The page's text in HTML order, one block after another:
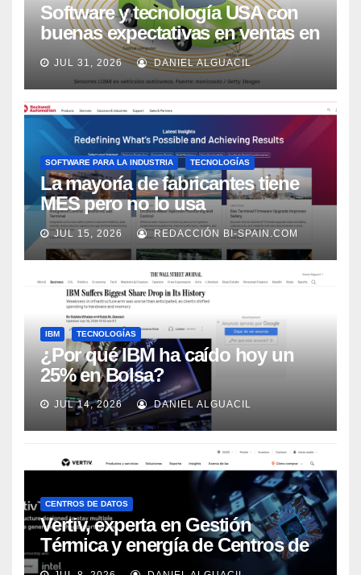
Software y tecnología USA con
buenas expectativas en ventas en
los próximos 2 años, según
Market Watch
JUL 31, 2026 DANIEL ALGUACIL
SOFTWARE PARA LA INDUSTRIA TECNOLOGÍAS
La mayoría de fabricantes tiene
MES pero no lo usa
adecuadamente, según Rockwell
Automation
JUL 15, 2026 REDACCIÓN BI-SPAIN.COM
IBM TECNOLOGÍAS
¿Por qué IBM ha caído hoy un
25% en Bolsa?
JUL 14, 2026 DANIEL ALGUACIL
CENTROS DE DATOS
Vertiv, experta en Gestión
Térmica y energía de Centros de
Datos, sigue su crecimiento